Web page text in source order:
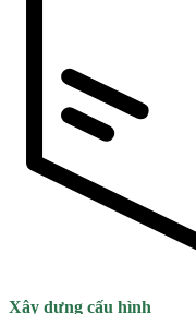
Xây dựng cấu hình